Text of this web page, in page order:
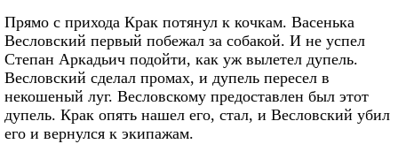
Прямо с прихода Крак потянул к кочкам. Васенька
Весловский первый побежал за собакой. И не успел
Степан Аркадьич подойти, как уж вылетел дупель.
Весловский сделал промах, и дупель пересел в
некошеный луг. Весловскому предоставлен был этот
дупель. Крак опять нашел его, стал, и Весловский убил
его и вернулся к экипажам.